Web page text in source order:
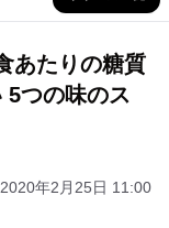
あたりの糖質
5つの味のス
2020年2月25日 11:00